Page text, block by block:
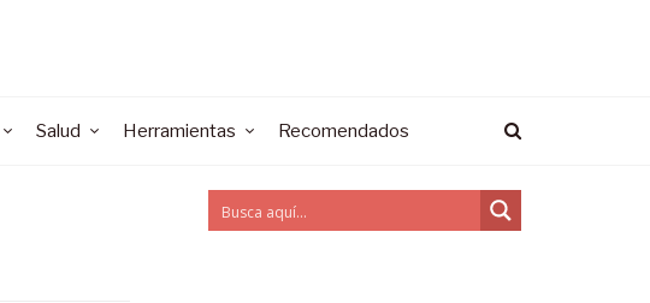
Salud Herramientas Recomendados